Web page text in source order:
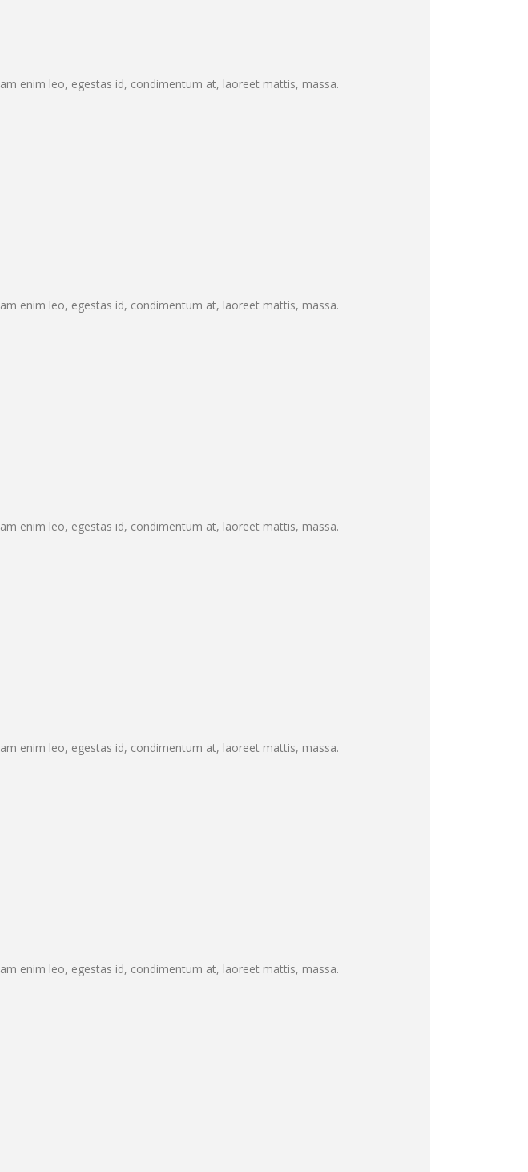
enim leo, egestas id, condimentum at, laoreet mattis, massa.
enim leo, egestas id, condimentum at, laoreet mattis, massa.
enim leo, egestas id, condimentum at, laoreet mattis, massa.
enim leo, egestas id, condimentum at, laoreet mattis, massa.
enim leo, egestas id, condimentum at, laoreet mattis, massa.